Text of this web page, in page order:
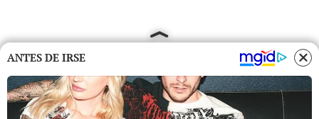
ANTES DE IRSE